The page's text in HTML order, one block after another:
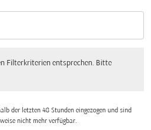
Filterkriterien entsprechen. Bitte
der letzten 48 Stunden eingezogen und sind
nicht mehr verfügbar.